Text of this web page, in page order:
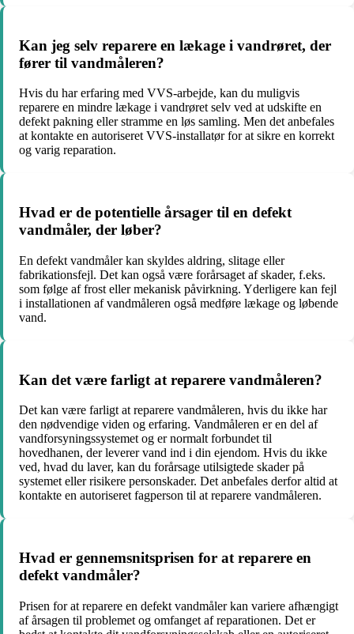
Kan jeg selv reparere en lækage i vandrøret, der
fører til vandmåleren?
Hvis du har erfaring med VVS-arbejde, kan du muligvis
reparere en mindre lækage i vandrøret selv ved at udskifte en
defekt pakning eller stramme en løs samling. Men det anbefales
at kontakte en autoriseret VVS-installatør for at sikre en korrekt
og varig reparation.
Hvad er de potentielle årsager til en defekt
vandmåler, der løber?
En defekt vandmåler kan skyldes aldring, slitage eller
fabrikationsfejl. Det kan også være forårsaget af skader, f.eks.
som følge af frost eller mekanisk påvirkning. Yderligere kan fejl
i installationen af ​​vandmåleren også medføre lækage og løbende
vand.
Kan det være farligt at reparere vandmåleren?
Det kan være farligt at reparere vandmåleren, hvis du ikke har
den nødvendige viden og erfaring. Vandmåleren er en del af
vandforsyningssystemet og er normalt forbundet til
hovedhanen, der leverer vand ind i din ejendom. Hvis du ikke
ved, hvad du laver, kan du forårsage utilsigtede skader på
systemet eller risikere personskader. Det anbefales derfor altid at
kontakte en autoriseret fagperson til at reparere vandmåleren.
Hvad er gennemsnitsprisen for at reparere en
defekt vandmåler?
Prisen for at reparere en defekt vandmåler kan variere afhængigt
af årsagen til problemet og omfanget af reparationen. Det er